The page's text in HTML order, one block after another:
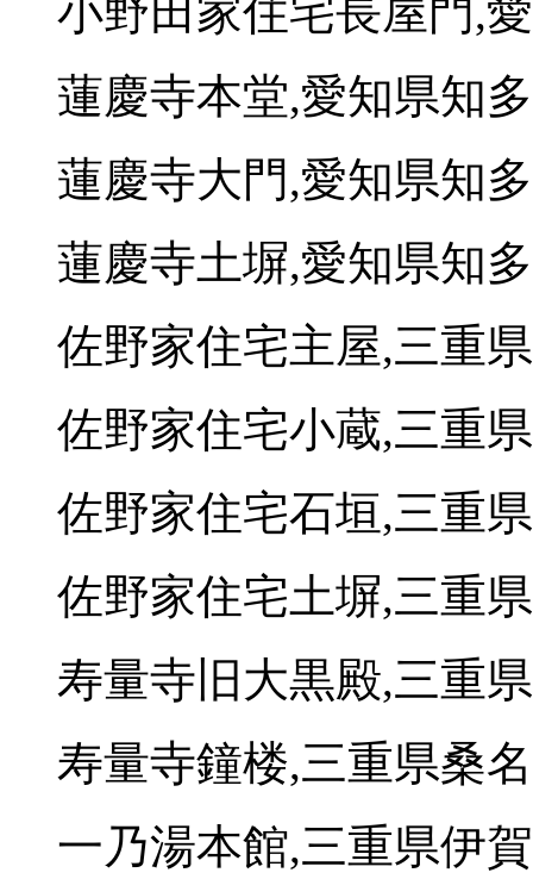
小野田家住宅長屋門,
蓮慶寺本堂,愛知県知
蓮慶寺大門,愛知県知
蓮慶寺土塀,愛知県知
佐野家住宅主屋,三重
佐野家住宅小蔵,三重
佐野家住宅石垣,三重
佐野家住宅土塀,三重
寿量寺旧大黒殿,三重
寿量寺鐘楼,三重県桑
一乃湯本館,三重県伊